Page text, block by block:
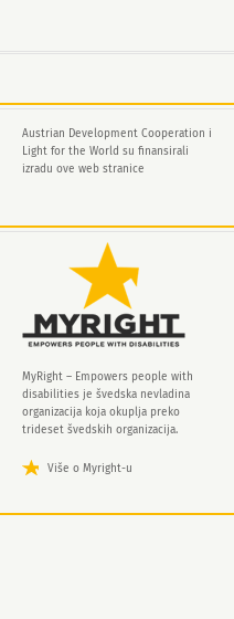
Austrian Development Cooperation i
Light for the World su finansirali
izradu ove web stranice
MyRight – Empowers people with
disabilities je švedska nevladina
organizacija koja okuplja preko
trideset švedskih organizacija.
Više o Myright-u